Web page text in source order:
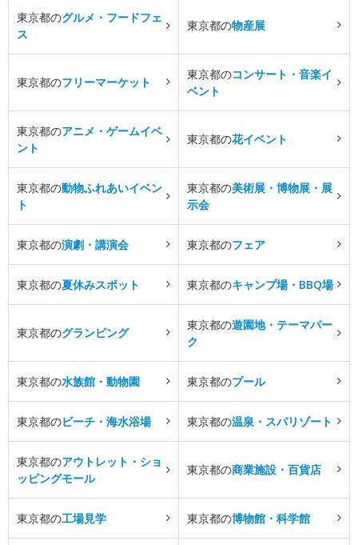
東京都のグルメ・フードフェ
ス
東京都の物産展
東京都のフリーマーケット
東京都のコンサート・音楽イ
ベント
東京都のアニメ・ゲームイベ
ント
東京都の花イベント
東京都の動物ふれあいイベン
ト
東京都の美術展・博物展・展
示会
東京都の演劇・講演会 東京都のフェア
東京都の夏休みスポット 東京都のキャンプ場・BBQ場
東京都のグランピング
東京都の遊園地・テーマパー
ク
東京都の水族館・動物園 東京都のプール
東京都のビーチ・海水浴場 東京都の温泉・スパリゾート
東京都のアウトレット・ショ
ッピングモール
東京都の商業施設・百貨店
東京都の工場見学 東京都の博物館・科学館